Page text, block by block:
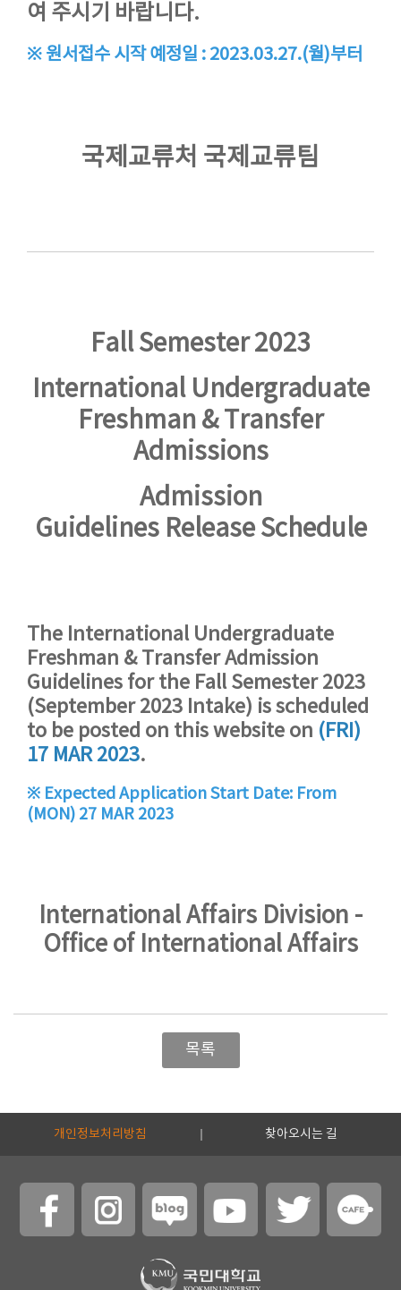
여 주시기 바랍니다.
※ 원서접수 시작 예정일 : 2023.03.27.(월)부터
국제교류처 국제교류팀
Fall Semester 2023
International Undergraduate
Freshman & Transfer
Admissions
Admission
Guidelines Release Schedule
The International Undergraduate
Freshman & Transfer Admission
Guidelines for the Fall Semester 2023
(September 2023 Intake) is scheduled
to be posted on this website on (FRI)
17 MAR 2023.
※ Expected Application Start Date: From
(MON) 27 MAR 2023
International Affairs Division -
Office of International Affairs
목록
개인정보처리방침 찾아오시는 길